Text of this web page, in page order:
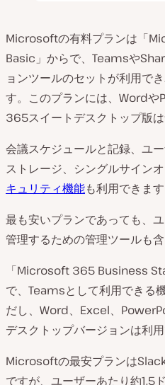
Microsoftの有料プランは「
Basic」からで、Teamsや
ョンツールのセットが利用で
す。このプランには、Word
365スイートデスクトップ版は
会議スケジュールと記録、ユ
ストレージ、シングルサイン
キュリティ機能も利用できます
最も安いプランであっても、
管理するための管理ツールも含
「Microsoft 365 Business
で、Teamsとして利用できる
だし、Word、Excel、
デスクトップバージョンは利
Microsoftの最安プランは
ですが、ユーザーあたり約1.5